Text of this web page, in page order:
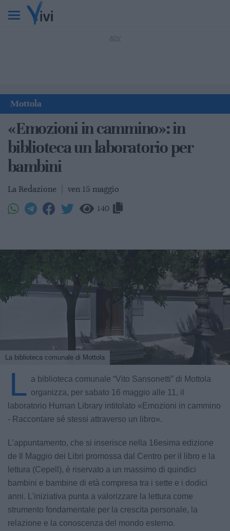
Mottola
«Emozioni in cammino»: in
biblioteca un laboratorio per
bambini
La Redazione ven 15 maggio
140
La biblioteca comunale di Mottola
L a biblioteca comunale “Vito Sansonetti” di Mottola
organizza, per sabato 16 maggio alle 11, il
laboratorio Human Library intitolato «Emozioni in cammino
- Raccontare sé stessi attraverso un libro».
L’appuntamento, che si inserisce nella 16esima edizione
de Il Maggio dei Libri promossa dal Centro per il libro e la
lettura (Cepell), è riservato a un massimo di quindici
bambini e bambine di età compresa tra i sette e i dodici
anni. L'iniziativa punta a valorizzare la lettura come
strumento fondamentale per la crescita personale, la
relazione e la conoscenza del mondo esterno.